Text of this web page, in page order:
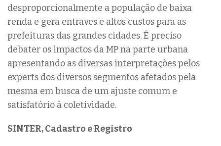
desproporcionalmente a população de baixa
renda e gera entraves e altos custos para as
prefeituras das grandes cidades. É preciso
debater os impactos da MP na parte urbana
apresentando as diversas interpretações pelos
experts dos diversos segmentos afetados pela
mesma em busca de um ajuste comum e
satisfatório à coletividade.
SINTER, Cadastro e Registro